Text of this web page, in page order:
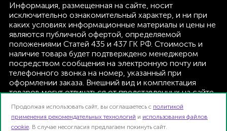
Информация, размещенная на сайте, носит
исключительно ознакомительный характер, и ни при
каких условиях информационные материалы и цены не
являются публичной офертой, определяемой
положениями Статей 435 и 437 ГК РФ. Стоимость и
наличие товара будет подтверждено менеджером
посредством сообщения на электронную почту или
телефонного звонка на номер, указанный при
оформлении заказа. Внешний вид и комплектация
товаров могут отличаться от представленных на сайте.
текущую комплектацию, без дополнительного
уведомления.
Продолжая использовать сайт, вы соглашаетесь с политикой
применения рекомендательных технологий и использования файлов
cookie. В случае несогласия предлагаем покинуть сайт.